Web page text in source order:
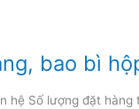
bao bì
hệ Số lượng đặt hàng